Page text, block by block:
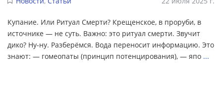
Купание. Или Ритуал Смерти? Крещенское, в проруби, в
источнике — не суть. Важно: это ритуал смерти. Звучит
дико? Ну-ну. Разберёмся. Вода переносит информацию. Это
знают: — гомеопаты (принцип потенцирования), — япо ...